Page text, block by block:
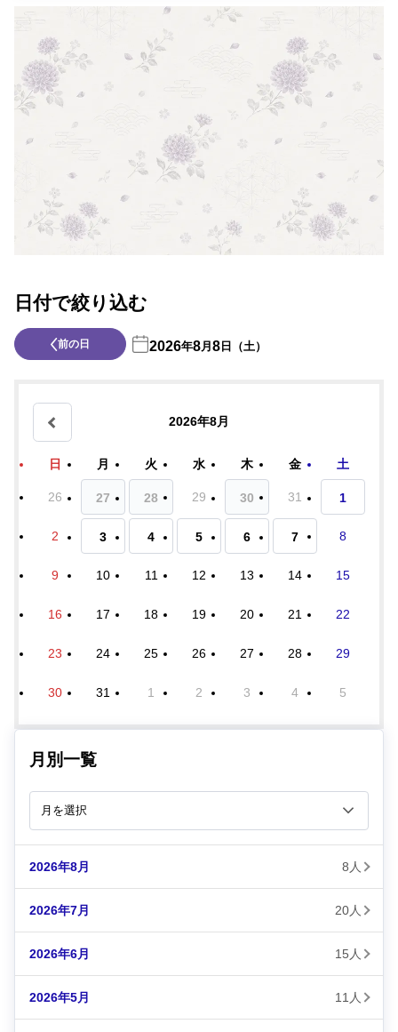
日付で絞り込む
前の日 2026年8月8日（土）
2026年8月
日 月 火 水 木 金 土
26 27 28 29 30 31 1
2 3 4 5 6 7 8
9 10 11 12 13 14 15
16 17 18 19 20 21 22
23 24 25 26 27 28 29
30 31 1 2 3 4 5
月別一覧
2026年8月 8人
2026年7月 20人
2026年6月 15人
2026年5月 11人